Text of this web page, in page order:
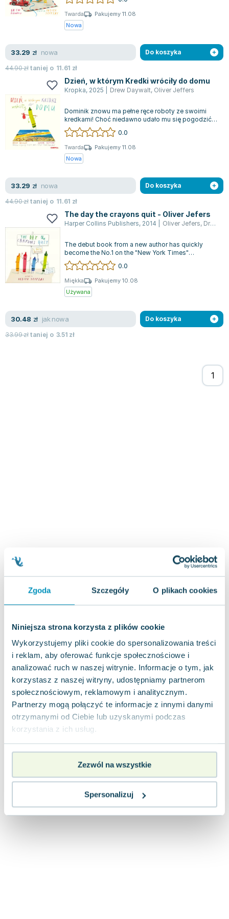
Zgoda Szczegóły O plikach cookies
Niniejsza strona korzysta z plików cookie
Wykorzystujemy pliki cookie do spersonalizowania treści
i reklam, aby oferować funkcje społecznościowe i
analizować ruch w naszej witrynie. Informacje o tym, jak
korzystasz z naszej witryny, udostępniamy partnerom
społecznościowym, reklamowym i analitycznym.
Partnerzy mogą połączyć te informacje z innymi danymi
otrzymanymi od Ciebie lub uzyskanymi podczas
korzystania z ich usług.
Zezwól na wszystkie
Spersonalizuj
Książki o naukach politycznych dla studentów
Książki do nauk przyrodniczych dla studentów
Książki do nauk ścisłych dla studentów
Prawo - książki dla studentów
Technologia żywności - książki
Zarządzanie i marketing - książki
Nauka języków obcych - książki
Podręczniki dla nauczycieli - metodyka
Repetytoria, testy i materiały pomocnicze
Bolesław Prus
Józef Ignacy Kraszewski
Clive Staples Lewis
Martyna Wojciechowska
Melissa De la Cruz
Blanka Lipińska
Jaś Kapela
Agatha Christie
Witold Gadowski
Piotr Zychowicz
Joanna Jabłczyńska
Piotr Kościelny
Jan Piński
Zygmunt Freud
Agata Passent
Michel Moran
Maciej Orłoś
Antoine de Saint Exupery
Lew Tołstoj
Joanna Racewicz
Janina Zającówna
Nela Mała Reporterka
Agnieszka Maciąg
Barbara Wrzesińska
Terry Pratchett
Virginia Woolf
Lorraine Warren
Ajahn Brahm
Lucinda Riley
Jacek Walkiewicz
Twarda
Pakujemy 11.08
Nowa
33.29 zł nowa
44.90złtaniej o 11.61 zł
Do koszyka
Dzień, w którym Kredki wróciły do domu
Kropka, 2025 Drew Daywalt, Oliver Jeffers
Dominik znowu ma pełne ręce roboty ze swoimi
kredkami! Choć niedawno udało mu się pogodzić z
uczuciami niezadowolonych kredek, tym...
0.0
Twarda
Pakujemy 11.08
Nowa
33.29 zł nowa
44.90złtaniej o 11.61 zł
Do koszyka
The day the crayons quit - Oliver Jefers
Harper Collins Publishers, 2014 Oliver Jefers, Drew Daywalt
The debut book from a new author has quickly
become the No.1 on the "New York Times"
bestseller list, featuring illustrations by a...
0.0
Miękka
Pakujemy 10.08
Używana
30.48 zł jak nowa
33.99złtaniej o 3.51 zł
Do koszyka